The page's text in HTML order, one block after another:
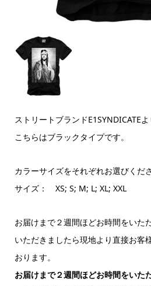
ストリートブランドE1SYNDICATE
こちらはブラックタイプです。
カラーサイズをそれぞれお選びくだ
サイズ： XS; S; M; L; XL; XXL
お届けまで２週間ほどお時間をいた
いただきましたら現地より直接お客
おります。
お届けまで２週間ほどお時間をいた